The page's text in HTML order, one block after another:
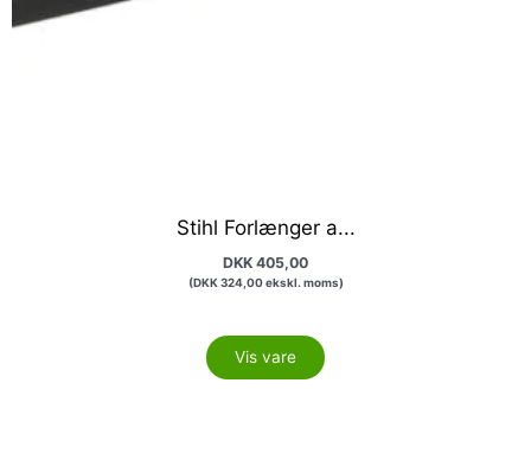
Stihl Forlænger a...
DKK 405,00
(DKK324,00ekskl. moms)
Vis vare